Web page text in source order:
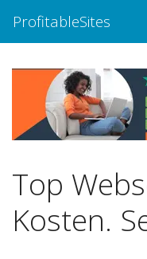
ProfitableSites
Top
Kosten.